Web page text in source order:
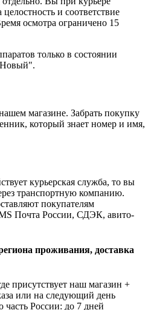
и соответствие
осмотра ограничено 15
только в состоянии
магазине. Забрать покупку
который знает номер и имя,
курьерская служба, то вы
транспортную компанию.
покупателям
Почта России, СДЭК, авито-
проживания, доставка
присутствует наш магазин +
или на следующий день
часть России: до 7 дней